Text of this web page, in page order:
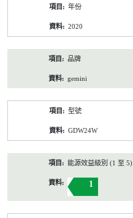
年份
2020
品牌
gemini
型號
GDW24W
能源效益級別 (1 至 5)
1